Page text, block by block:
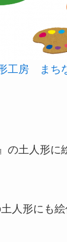
工房 まち
土人形に
土人形にも